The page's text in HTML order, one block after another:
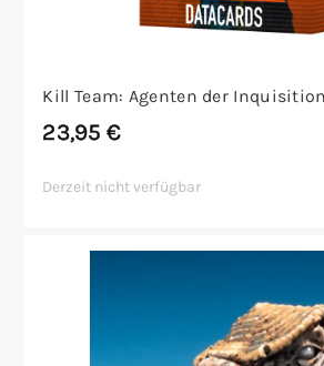
Kill Team: Agenten der
23,95€
Derzeit nicht verfügbar